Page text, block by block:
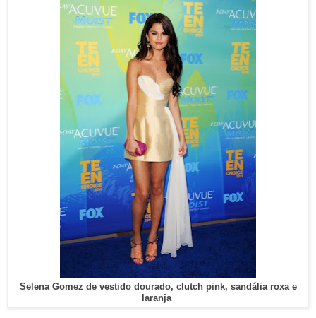
Selena Gomez de vestido dourado, clutch pink, sandália roxa e
laranja